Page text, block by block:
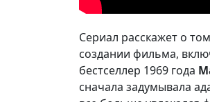
Сериал расскажет о
создании фильма,
бестселлер 1969 года
сначала задумывала